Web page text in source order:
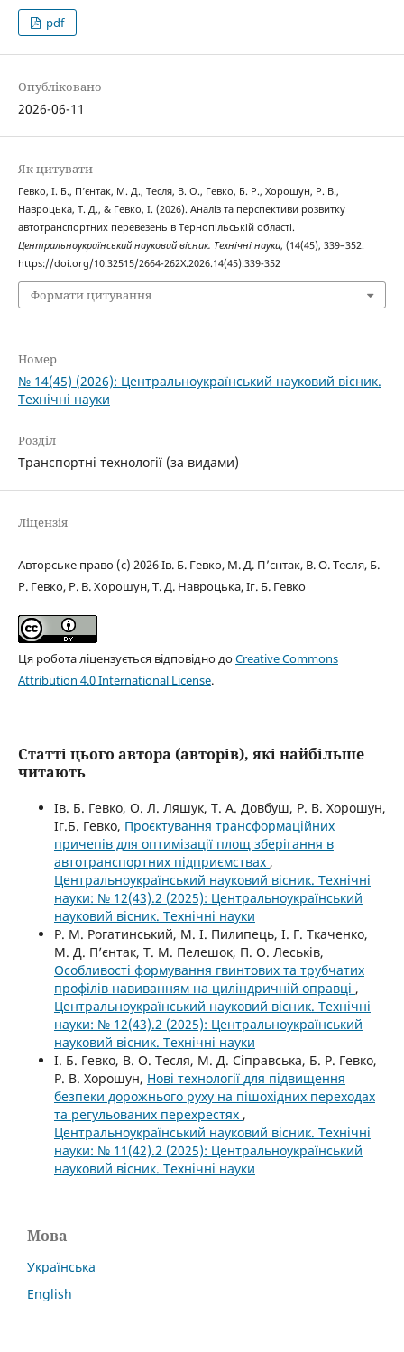
pdf
Опубліковано
2026-06-11
Як цитувати
Гевко, І. Б., П’єнтак, М. Д., Тесля, В. О., Гевко, Б. Р., Хорошун, Р. В.,
Навроцька, Т. Д., & Гевко, І. (2026). Аналіз та перспективи розвитку
автотранспортних перевезень в Тернопільській області.
Центральноукраїнський науковий вісник. Технічні науки, (14(45), 339–352.
https://doi.org/10.32515/2664-262X.2026.14(45).339-352
Формати цитування
Номер
№ 14(45) (2026): Центральноукраїнський науковий вісник.
Технічні науки
Розділ
Транспортні технології (за видами)
Ліцензія
Авторське право (c) 2026 Ів. Б. Гевко, М. Д. П’єнтак, В. О. Тесля, Б.
Р. Гевко, Р. В. Хорошун, Т. Д. Навроцька, Іг. Б. Гевко
Ця робота ліцензується відповідно доCreative Commons
Attribution 4.0 International License.
Статті цього автора (авторів), які найбільше
читають
Ів. Б. Гевко, О. Л. Ляшук, Т. А. Довбуш, Р. В. Хорошун,
Іг.Б. Гевко, Проєктування трансформаційних
причепів для оптимізації площ зберігання в
автотранспортних підприємствах ,
Центральноукраїнський науковий вісник. Технічні
науки: № 12(43).2 (2025): Центральноукраїнський
науковий вісник. Технічні науки
Р. М. Рогатинський, М. І. Пилипець, І. Г. Ткаченко,
М. Д. П’єнтак, Т. М. Пелешок, П. О. Леськів,
Особливості формування гвинтових та трубчатих
профілів навиванням на циліндричній оправці ,
Центральноукраїнський науковий вісник. Технічні
науки: № 12(43).2 (2025): Центральноукраїнський
науковий вісник. Технічні науки
І. Б. Гевко, В. О. Тесля, М. Д. Сіправська, Б. Р. Гевко,
Р. В. Хорошун, Нові технології для підвищення
безпеки дорожнього руху на пішохідних переходах
та регульованих перехрестях ,
Центральноукраїнський науковий вісник. Технічні
науки: № 11(42).2 (2025): Центральноукраїнський
науковий вісник. Технічні науки
Мова
Українська
English